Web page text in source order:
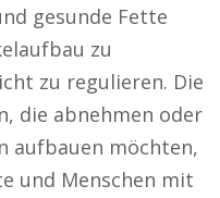
gesunde Fette
zu
zu regulieren. Die
die abnehmen oder
aufbauen möchten,
und Menschen mit